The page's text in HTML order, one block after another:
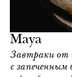
Maya
Завтраки от
с запеченным